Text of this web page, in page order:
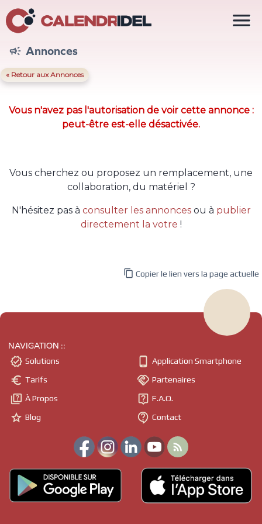
 Annonces
« Retour aux Annonces
Vous n'avez pas l'autorisation de voir cette annonce :
peut-être est-elle désactivée.
Vous cherchez ou proposez un remplacement, une
collaboration, du matériel ?
N'hésitez pas à consulter les annoncesou à publier
directement la votre !

 Copier le lien vers la page actuelle
NAVIGATION ::
 Solutions
 Tarifs
 À Propos
 Blog
 Application Smartphone
 Partenaires
 F.A.Q.
 Contact
